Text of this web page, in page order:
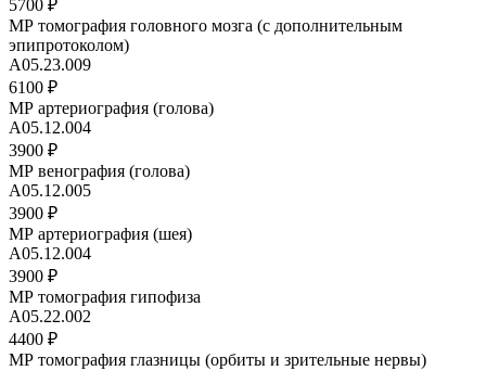
5700 ₽
МР томография головного мозга (с дополнительным
эпипротоколом)
A05.23.009
6100 ₽
МР артериография (голова)
A05.12.004
3900 ₽
МР венография (голова)
A05.12.005
3900 ₽
МР артериография (шея)
A05.12.004
3900 ₽
МР томография гипофиза
A05.22.002
4400 ₽
МР томография глазницы (орбиты и зрительные нервы)